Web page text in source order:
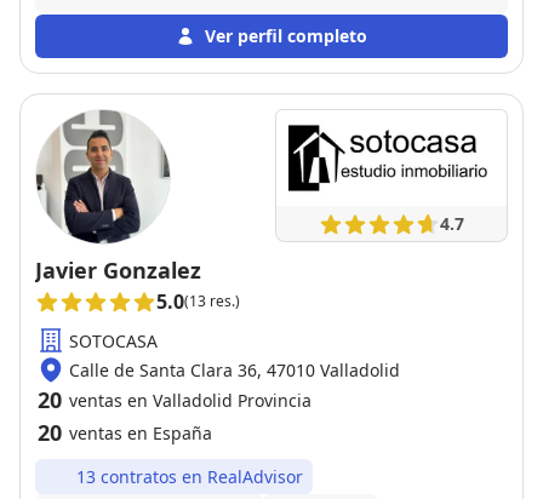
Ver perfil completo
4.7
Javier Gonzalez
5.0(13 res.)
SOTOCASA
Calle de Santa Clara 36, 47010 Valladolid
20 ventas en Valladolid Provincia
20 ventas en España
13 contratos en RealAdvisor